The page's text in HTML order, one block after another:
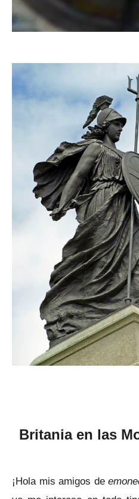
Britania en las
¡Hola mis amigos de